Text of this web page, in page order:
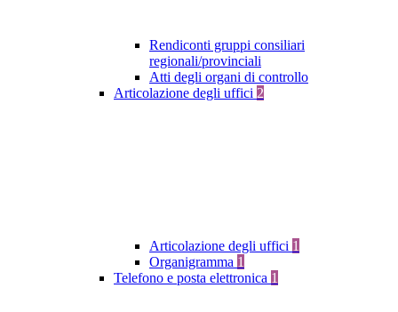
Rendiconti gruppi consiliari
regionali/provinciali
Atti degli organi di controllo
Articolazione degli uffici 2
Articolazione degli uffici 1
Organigramma 1
Telefono e posta elettronica 1